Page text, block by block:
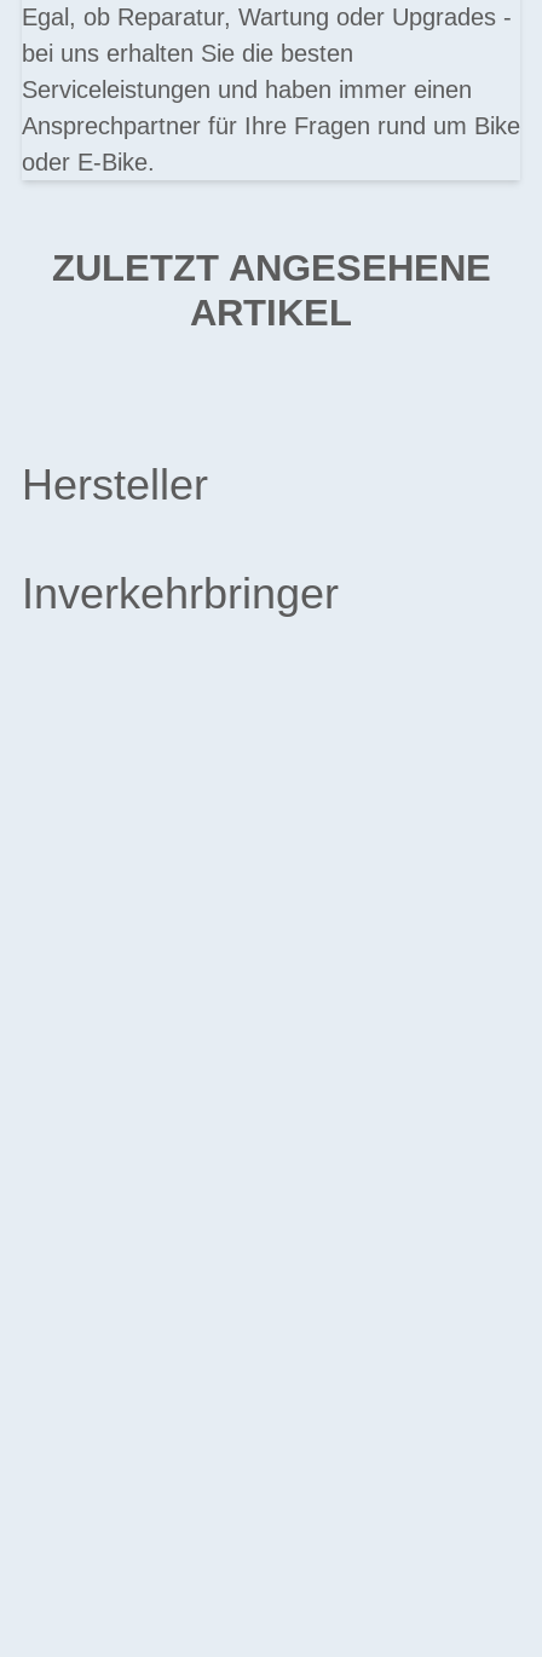
Egal, ob Reparatur, Wartung oder Upgrades -
bei uns erhalten Sie die besten
Serviceleistungen und haben immer einen
Ansprechpartner für Ihre Fragen rund um Bike
oder E-Bike.
ZULETZT ANGESEHENE
ARTIKEL
Hersteller
Inverkehrbringer